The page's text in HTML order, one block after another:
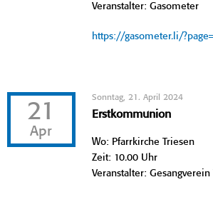
Veranstalter: Gasometer
https://gasometer.li/
21
Apr
Sonntag, 21. April 2024
Erstkommunion
Wo: Pfarrkirche Triesen
Zeit: 10.00 Uhr
Veranstalter: Gesangverein